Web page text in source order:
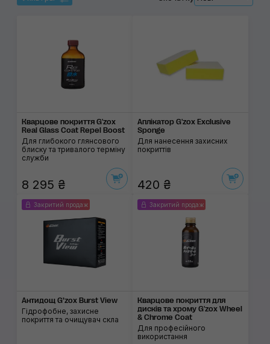
Кварцове покриття G'zox
Real Glass Coat Repel Boost
Для глибокого глянсового
блиску та тривалого терміну
служби
8 295 ₴
Аплікатор G'zox Exclusive
Sponge
Для нанесення захисних
покриттів
420 ₴
Закритий продаж
Антидощ G’zox Burst View
Гідрофобне, захисне
покриття та очищувач скла
Закритий продаж
Кварцове покриття для
дисків та хрому G'zox Wheel
& Chrome Coat
Для професійного
використання